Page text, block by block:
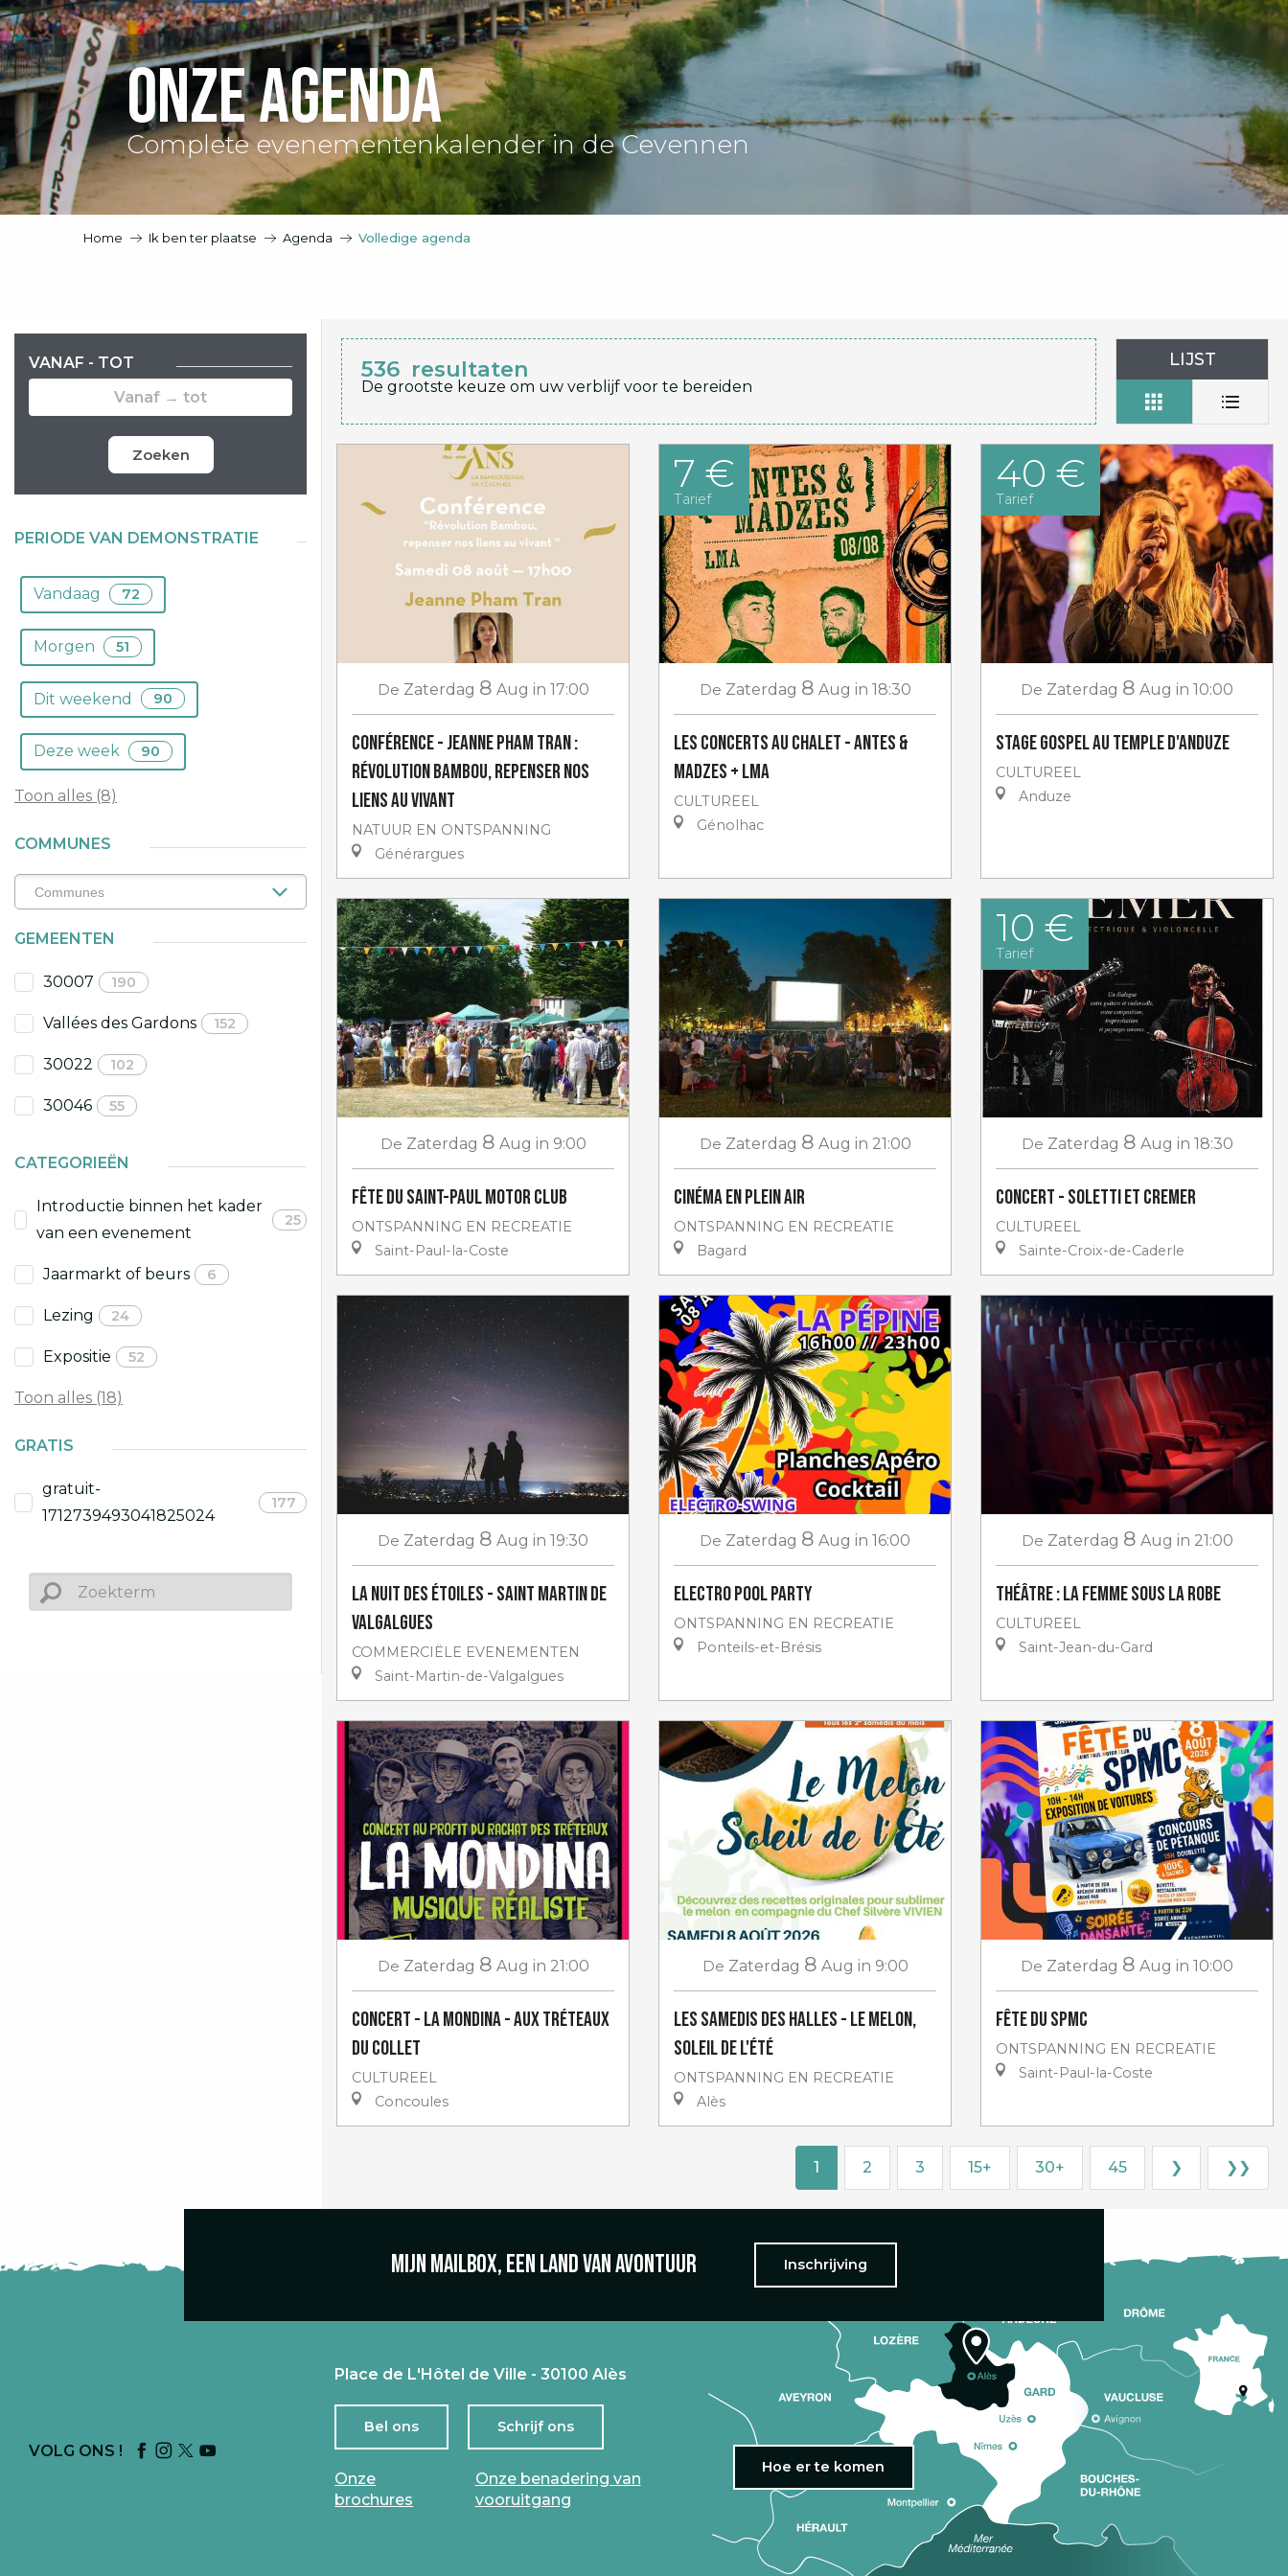
Onze agenda
Complete evenementenkalender in de Cevennen
Home Ik ben ter plaatse Agenda Volledige agenda
VANAF - TOT
Zoeken
PERIODE VAN DEMONSTRATIE
Vandaag 72
Morgen 51
Dit weekend 90
Deze week 90
Toon alles (8)
COMMUNES
GEMEENTEN
30007 190
Vallées des Gardons 152
30022 102
30046 55
CATEGORIEËN
Introductie binnen het kader
van een evenement
25
Jaarmarkt of beurs 6
Lezing 24
Expositie 52
Toon alles (18)
GRATIS
gratuit-
1712739493041825024
177
536 resultaten
De grootste keuze om uw verblijf voor te bereiden
LIJST
De Zaterdag 8 Aug in 17:00
Conférence - Jeanne Pham Tran :
Révolution Bambou, repenser nos
liens au vivant
NATUUR EN ONTSPANNING
Générargues
7 €
Tarief
De Zaterdag 8 Aug in 18:30
Les concerts au Chalet - Antes &
Madzes + LMA
CULTUREEL
Génolhac
40 €
Tarief
De Zaterdag 8 Aug in 10:00
Stage gospel au Temple d'Anduze
CULTUREEL
Anduze
De Zaterdag 8 Aug in 9:00
Fête du Saint-Paul Motor club
ONTSPANNING EN RECREATIE
Saint-Paul-la-Coste
De Zaterdag 8 Aug in 21:00
Cinéma en plein air
ONTSPANNING EN RECREATIE
Bagard
10 €
Tarief
De Zaterdag 8 Aug in 18:30
Concert - Soletti et Cremer
CULTUREEL
Sainte-Croix-de-Caderle
De Zaterdag 8 Aug in 19:30
La Nuit des étoiles - Saint Martin de
Valgalgues
COMMERCIËLE EVENEMENTEN
Saint-Martin-de-Valgalgues
De Zaterdag 8 Aug in 16:00
Electro Pool Party
ONTSPANNING EN RECREATIE
Ponteils-et-Brésis
De Zaterdag 8 Aug in 21:00
Théâtre : La femme sous la robe
CULTUREEL
Saint-Jean-du-Gard
De Zaterdag 8 Aug in 21:00
Concert - La Mondina - aux Tréteaux
du Collet
CULTUREEL
Concoules
De Zaterdag 8 Aug in 9:00
Les Samedis des Halles - Le melon,
soleil de l'été
ONTSPANNING EN RECREATIE
Alès
De Zaterdag 8 Aug in 10:00
Fête du SPMC
ONTSPANNING EN RECREATIE
Saint-Paul-la-Coste
1 2 3 15+ 30+ 45 ❯ ❯❯
Mijn mailbox, een land van avontuur Inschrijving
VOLG ONS !
Place de L'Hôtel de Ville - 30100 Alès
Bel ons Schrijf ons
Onze
brochures
Onze benadering van
vooruitgang
Hoe er te komen